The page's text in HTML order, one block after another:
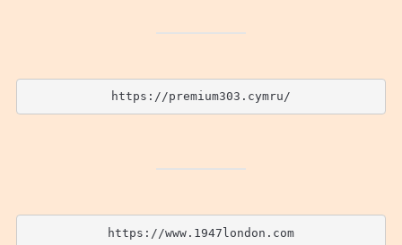
https://premium303.cymru/
https://www.1947london.com